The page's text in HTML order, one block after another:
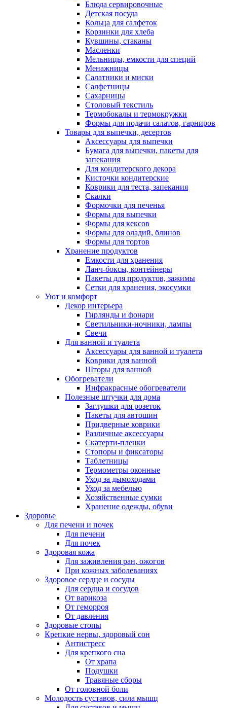
Блюда сервировочные
Детская посуда
Кольца для салфеток
Корзинки для хлеба
Кувшины, стаканы
Масленки
Мельницы, емкости для специй
Менажницы
Салатники и миски
Салфетницы
Сахарницы
Столовый текстиль
Термобокалы и термокружки
Формы для подачи салатов, гарниров
Товары для выпечки, десертов
Аксессуары для выпечки
Бумага для выпечки, пакеты для
запекания
Для кондитерского декора
Кисточки кондитерские
Коврики для теста, запекания
Скалки
Формочки для печенья
Формы для выпечки
Формы для кексов
Формы для оладий, блинов
Формы для тортов
Хранение продуктов
Емкости для хранения
Ланч-боксы, контейнеры
Пакеты для продуктов, зажимы
Сетки для хранения, экосумки
Уют и комфорт
Декор интерьера
Гирлянды и фонари
Светильники-ночники, лампы
Свечи
Для ванной и туалета
Аксессуары для ванной и туалета
Коврики для ванной
Шторы для ванной
Обогреватели
Инфракрасные обогреватели
Полезные штучки для дома
Заглушки для розеток
Пакеты для автошин
Придверные коврики
Различные аксессуары
Скатерти-пленки
Стопоры и фиксаторы
Таблетницы
Термометры оконные
Уход за дымоходами
Уход за мебелью
Хозяйственные сумки
Хранение одежды, обуви
Здоровье
Для печени и почек
Для печени
Для почек
Здоровая кожа
Для заживления ран, ожогов
При кожных заболеваниях
Здоровое сердце и сосуды
Для сердца и сосудов
От варикоза
От геморроя
От давления
Здоровые стопы
Крепкие нервы, здоровый сон
Антистресс
Для крепкого сна
От храпа
Подушки
Травяные сборы
От головной боли
Молодость суставов, сила мышц